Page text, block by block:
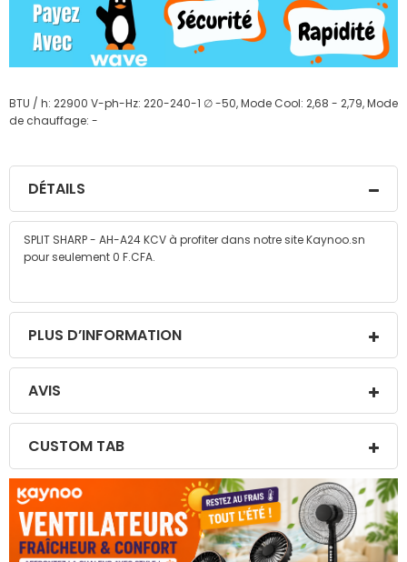
BTU / h: 22900 V-ph-Hz: 220-240-1 ∅ -50, Mode Cool: 2,68 - 2,79, Mode
de chauffage: -
DÉTAILS
SPLIT SHARP - AH-A24 KCV à profiter dans notre site Kaynoo.sn
pour seulement 0 F.CFA.
PLUS D’INFORMATION
AVIS
CUSTOM TAB